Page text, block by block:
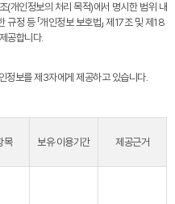
(개인정보의 처리 목적)에서 명시한 범위 내
정 등 「개인정보 보호법」 제17조 및 제18
공합니다.
정보를 제3자에게 제공하고 있습니다.
목 보유·이용기간 제공근거